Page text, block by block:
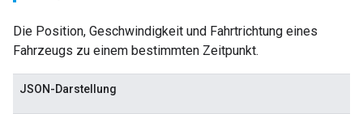
Die Position, Geschwindigkeit und Fahrtrichtung eines
Fahrzeugs zu einem bestimmten Zeitpunkt.
JSON-Darstellung